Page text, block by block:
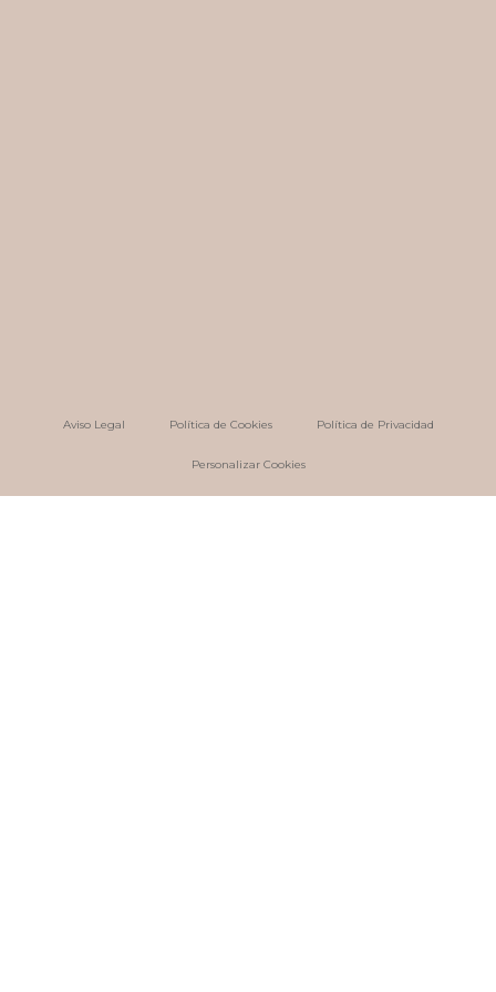
Aviso Legal Política de Cookies Política de Privacidad
Personalizar Cookies